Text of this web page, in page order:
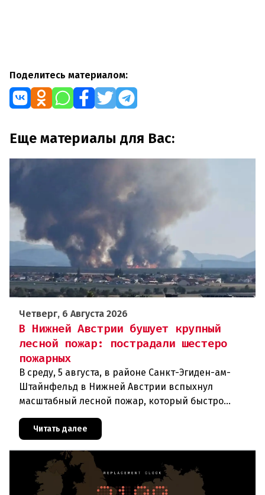
Поделитесь материалом:
Еще материалы для Вас:
Четверг, 6 Августа 2026
В Нижней Австрии бушует крупный
лесной пожар: пострадали шестеро
пожарных
В среду, 5 августа, в районе Санкт-Эгиден-ам-
Штайнфельд в Нижней Австрии вспыхнул
масштабный лесной пожар, который быстро
В ходе тушения пострадали шесте
Читать далее